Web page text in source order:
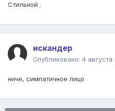
Стильной .
искандер
Опубликовано: 4 августа
ниче, симпатичное лицо